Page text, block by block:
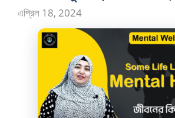
এপ্রিল 18, 2024